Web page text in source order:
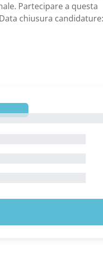
Partecipare a questa
chiusura candidature: